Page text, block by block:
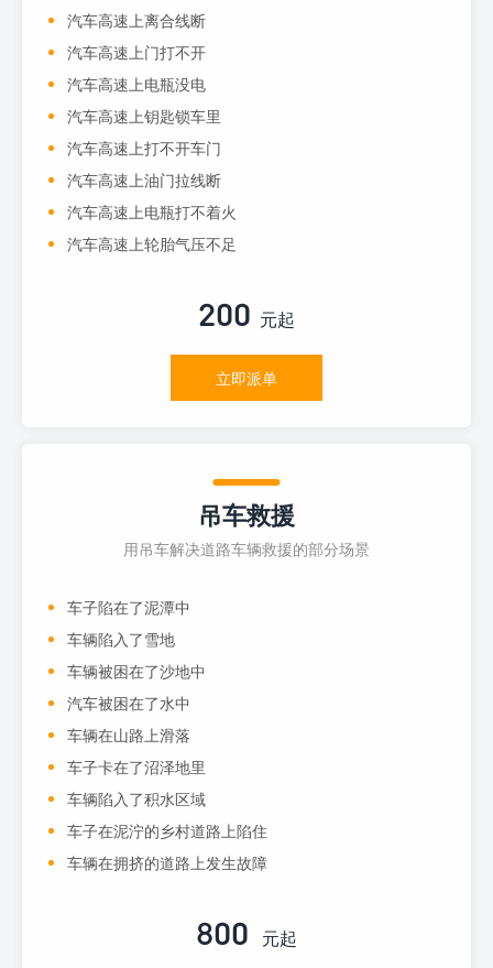
汽车高速上离合线断
汽车高速上门打不开
汽车高速上电瓶没电
汽车高速上钥匙锁车里
汽车高速上打不开车门
汽车高速上油门拉线断
汽车高速上电瓶打不着火
汽车高速上轮胎气压不足
200 元起
立即派单
吊车救援
用吊车解决道路车辆救援的部分场景
车子陷在了泥潭中
车辆陷入了雪地
车辆被困在了沙地中
汽车被困在了水中
车辆在山路上滑落
车子卡在了沼泽地里
车辆陷入了积水区域
车子在泥泞的乡村道路上陷住
车辆在拥挤的道路上发生故障
800 元起